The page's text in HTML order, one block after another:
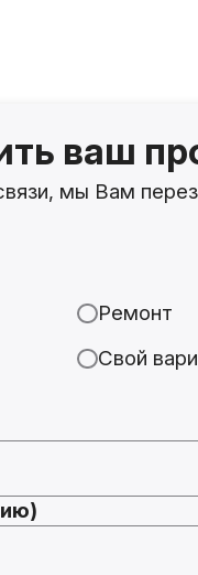
ваш
мы Вам
Ремонт
Свой